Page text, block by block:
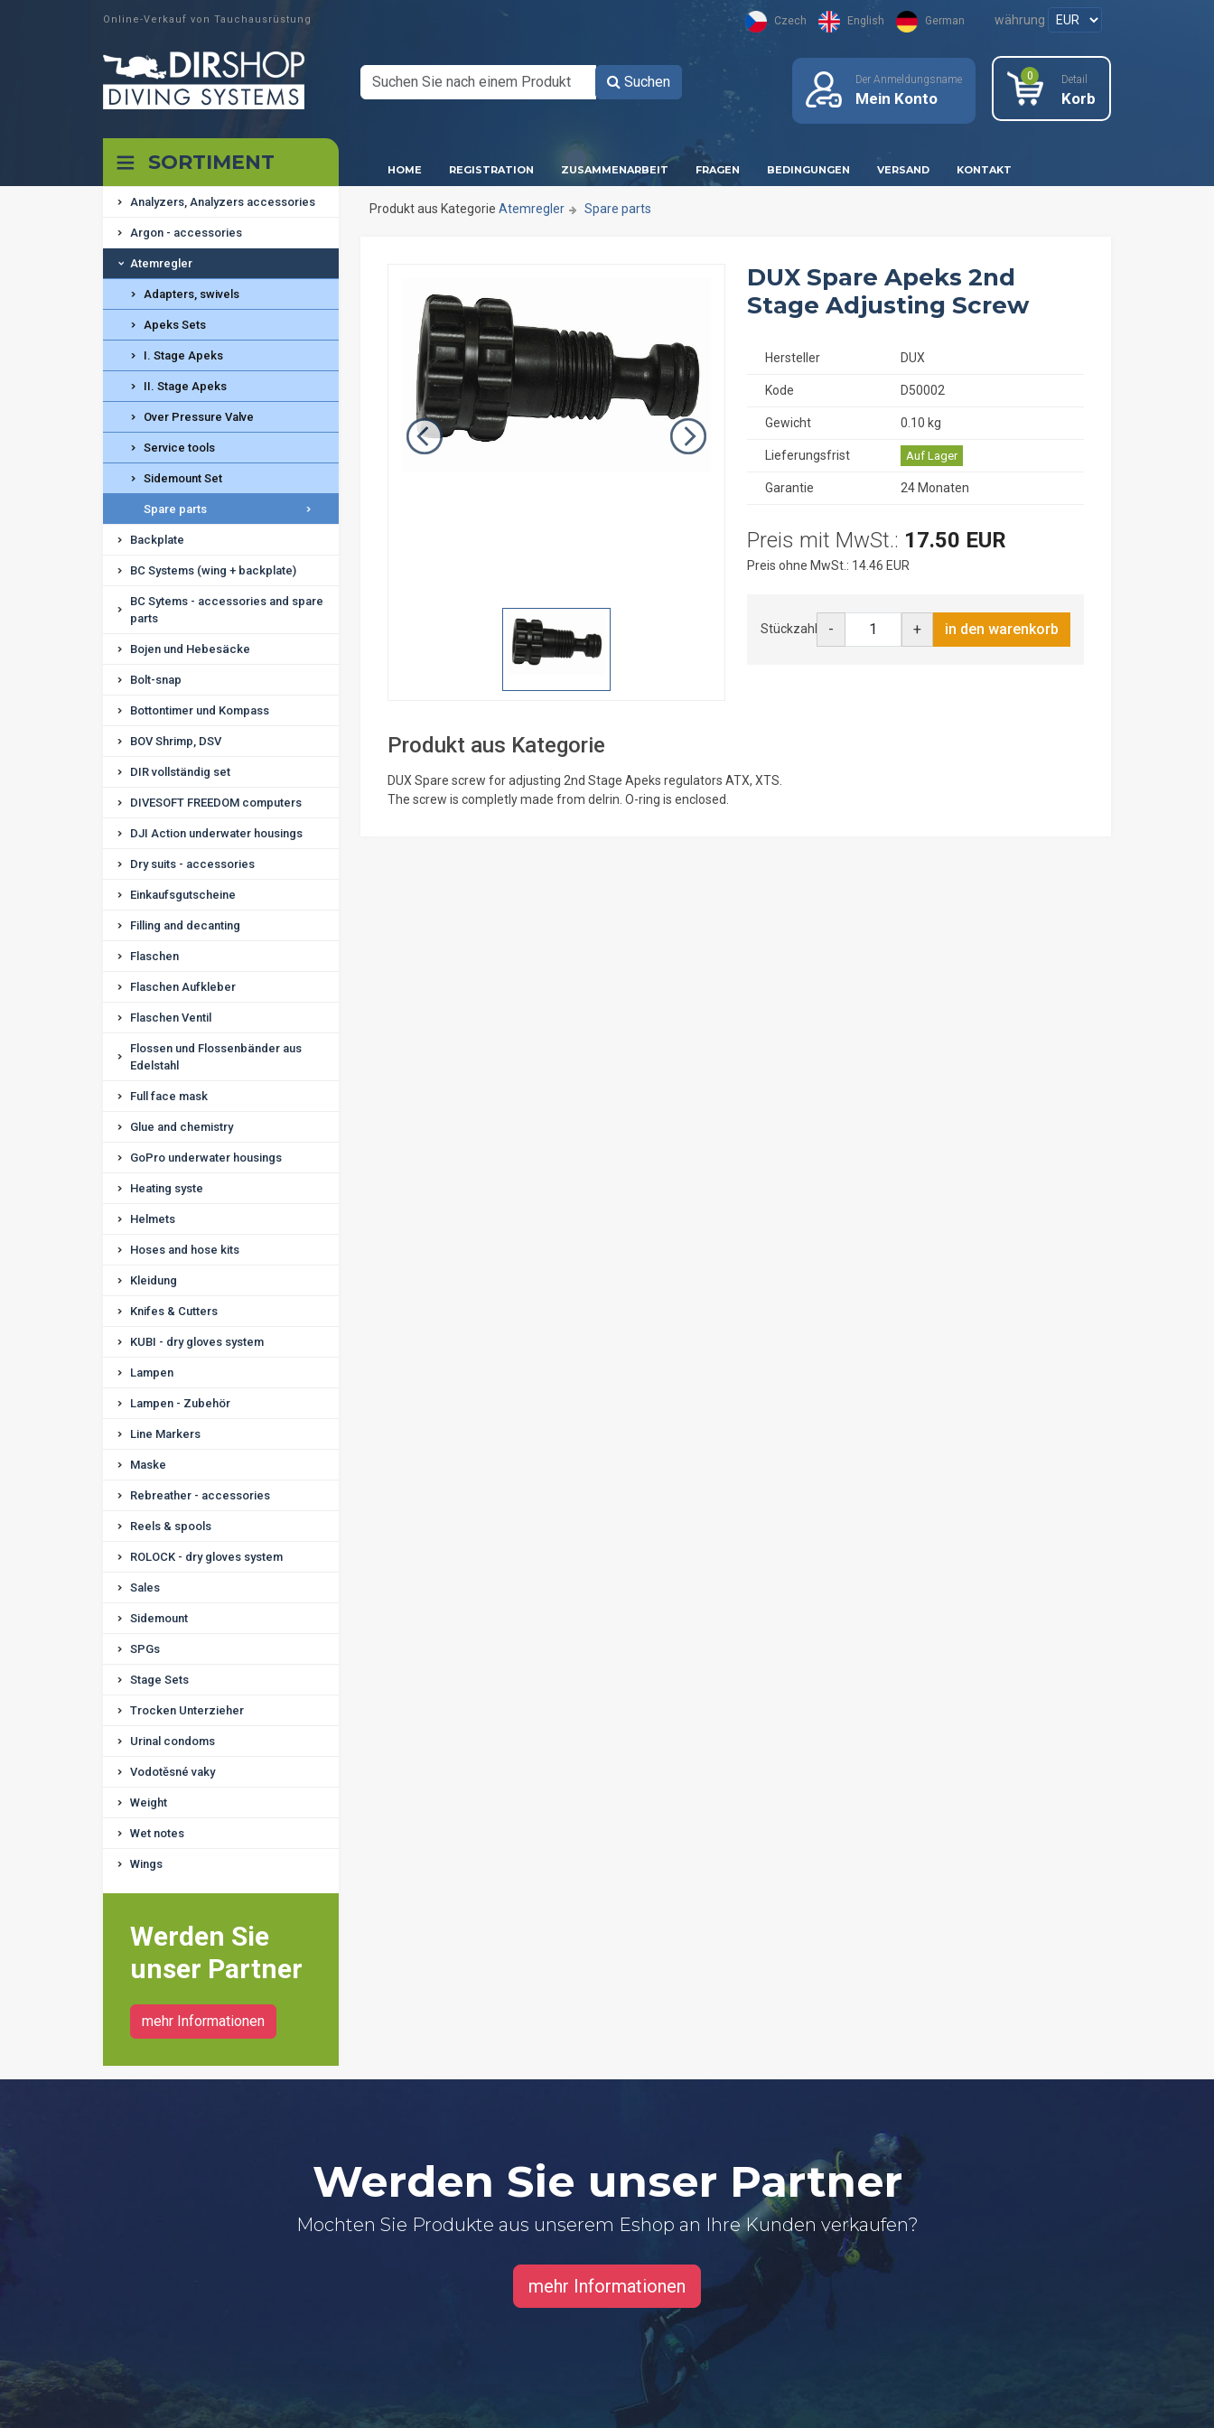
Online-Verkauf von Tauchausrüstung Czech English German währung
Suchen Der Anmeldungsname
Mein Konto
0 Detail
Korb
SORTIMENT HOME REGISTRATION ZUSAMMENARBEIT FRAGEN BEDINGUNGEN VERSAND KONTAKT
Analyzers, Analyzers accessories
Argon - accessories
Atemregler
Adapters, swivels
Apeks Sets
I. Stage Apeks
II. Stage Apeks
Over Pressure Valve
Service tools
Sidemount Set
Spare parts
Backplate
BC Systems (wing + backplate)
BC Sytems - accessories and spare
parts
Bojen und Hebesäcke
Bolt-snap
Bottontimer und Kompass
BOV Shrimp, DSV
DIR vollständig set
DIVESOFT FREEDOM computers
DJI Action underwater housings
Dry suits - accessories
Einkaufsgutscheine
Filling and decanting
Flaschen
Flaschen Aufkleber
Flaschen Ventil
Flossen und Flossenbänder aus
Edelstahl
Full face mask
Glue and chemistry
GoPro underwater housings
Heating syste
Helmets
Hoses and hose kits
Kleidung
Knifes & Cutters
KUBI - dry gloves system
Lampen
Lampen - Zubehör
Line Markers
Maske
Rebreather - accessories
Reels & spools
ROLOCK - dry gloves system
Sales
Sidemount
SPGs
Stage Sets
Trocken Unterzieher
Urinal condoms
Vodotěsné vaky
Weight
Wet notes
Wings
Werden Sie
unser Partner
mehr Informationen
Produkt aus Kategorie Atemregler Spare parts
DUX Spare Apeks 2nd
Stage Adjusting Screw
Hersteller DUX
Kode D50002
Gewicht 0.10 kg
Lieferungsfrist Auf Lager
Garantie 24 Monaten
Preis mit MwSt.: 17.50 EUR
Preis ohne MwSt.: 14.46 EUR
Stückzahl - + in den warenkorb
Produkt aus Kategorie
DUX Spare screw for adjusting 2nd Stage Apeks regulators ATX, XTS.
The screw is completly made from delrin. O-ring is enclosed.
Werden Sie unser Partner
Mochten Sie Produkte aus unserem Eshop an Ihre Kunden verkaufen?
mehr Informationen